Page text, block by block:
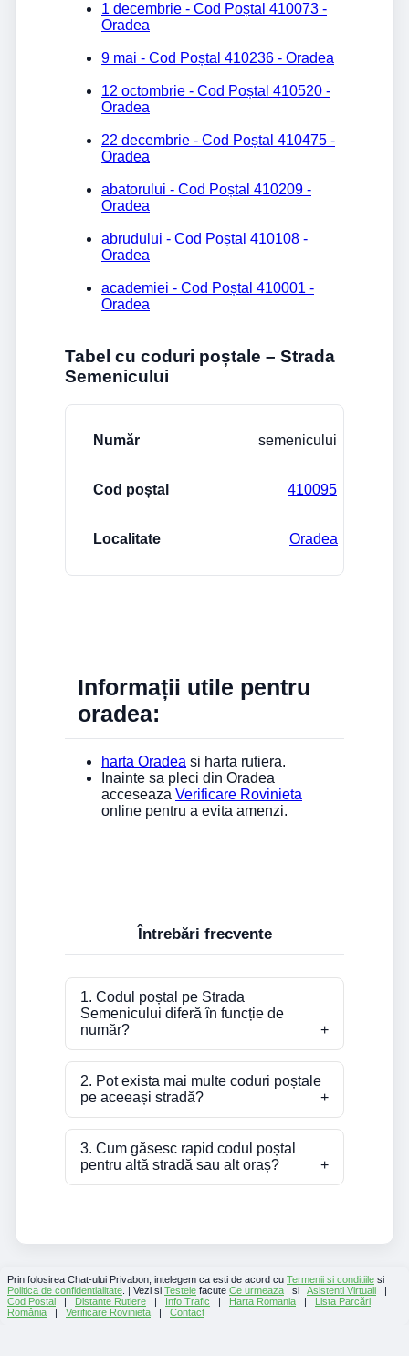
1 decembrie - Cod Poștal 410073 -
Oradea
9 mai - Cod Poștal 410236 - Oradea
12 octombrie - Cod Poștal 410520 -
Oradea
22 decembrie - Cod Poștal 410475 -
Oradea
abatorului - Cod Poștal 410209 -
Oradea
abrudului - Cod Poștal 410108 -
Oradea
academiei - Cod Poștal 410001 -
Oradea
Tabel cu coduri poștale – Strada
Semenicului
semenicului
410095
Oradea
Informații utile pentru
oradea:
harta Oradea si harta rutiera.
Inainte sa pleci din Oradea
acceseaza Verificare Rovinieta
online pentru a evita amenzi.
Întrebări frecvente
1. Codul poștal pe Strada
Semenicului diferă în funcție de
număr?
2. Pot exista mai multe coduri poștale
pe aceeași stradă?
3. Cum găsesc rapid codul poștal
pentru altă stradă sau alt oraș?
Prin folosirea Chat-ului Privabon, intelegem ca esti de acord cu Termenii si conditiile si
Politica de confidentialitate . | Vezi si Testele facute Ce urmeaza si Asistenti Virtuali |
Cod Postal | Distante Rutiere | Info Trafic | Harta Romania | Lista Parcări
România | Verificare Rovinieta | Contact